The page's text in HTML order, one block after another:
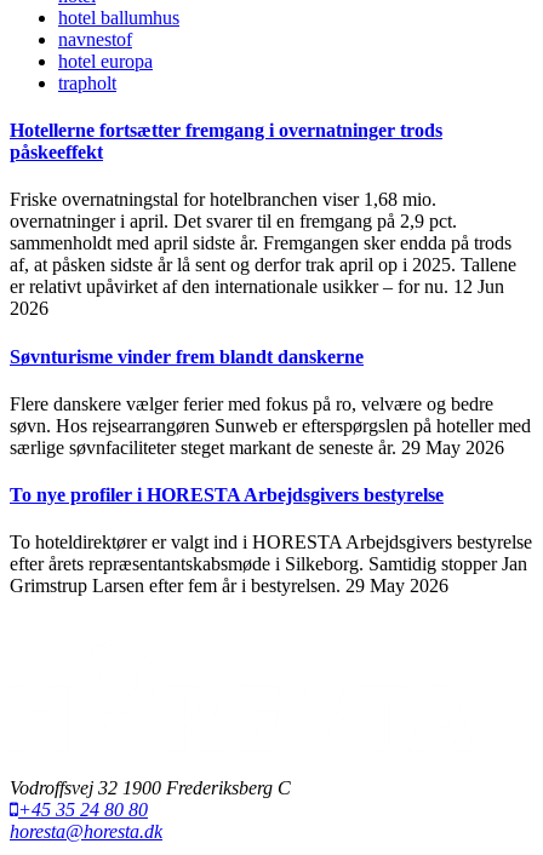
hotel ballumhus
navnestof
hotel europa
trapholt
Hotellerne fortsætter fremgang i overnatninger trods
påskeeffekt
Friske overnatningstal for hotelbranchen viser 1,68 mio.
overnatninger i april. Det svarer til en fremgang på 2,9 pct.
sammenholdt med april sidste år. Fremgangen sker endda på trods
af, at påsken sidste år lå sent og derfor trak april op i 2025. Tallene
er relativt upåvirket af den internationale usikker – for nu. 12 Jun
2026
Søvnturisme vinder frem blandt danskerne
Flere danskere vælger ferier med fokus på ro, velvære og bedre
søvn. Hos rejsearrangøren Sunweb er efterspørgslen på hoteller med
særlige søvnfaciliteter steget markant de seneste år. 29 May 2026
To nye profiler i HORESTA Arbejdsgivers bestyrelse
To hoteldirektører er valgt ind i HORESTA Arbejdsgivers bestyrelse
efter årets repræsentantskabsmøde i Silkeborg. Samtidig stopper Jan
Grimstrup Larsen efter fem år i bestyrelsen. 29 May 2026
Vodroffsvej 32 1900 Frederiksberg C
+45 35 24 80 80
horesta@horesta.dk